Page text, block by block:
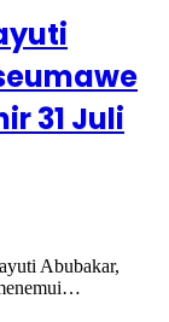
31 Juli
Abubakar,